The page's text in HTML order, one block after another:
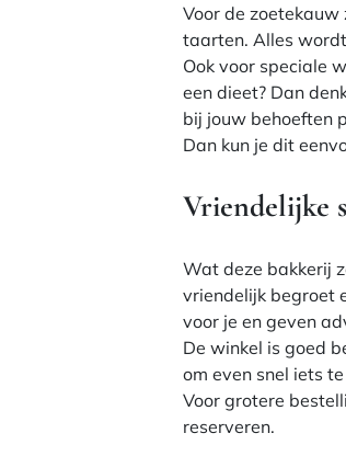
Voor de zoetekauw
taarten. Alles
Ook voor speciale
een dieet? Dan
bij jouw behoeften
Dan kun je dit
Vriendelijke
Wat deze bakkerij
vriendelijk begroet
voor je en geven
De winkel is goed
om even snel iets
Voor grotere
reserveren.